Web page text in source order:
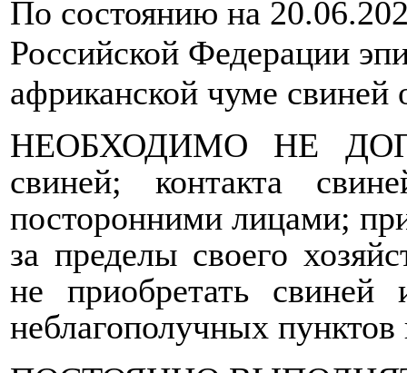
По состоянию на
Российской Федерации
африканской чуме свиней
НЕОБХОДИМО НЕ
свиней; контакта
посторонними лицами;
за пределы своего
не приобретать свиней
неблагополучных